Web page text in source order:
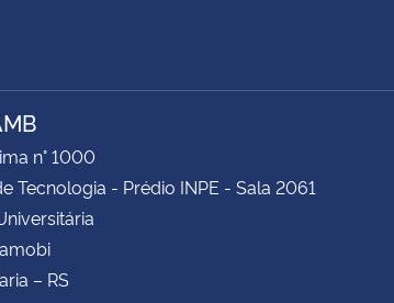
n° 1000
Tecnologia - Prédio INPE - Sala 2061
– RS